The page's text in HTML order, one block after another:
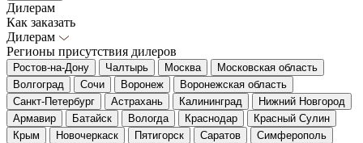
Дилерам
Как заказать
Дилерам
Регионы присутствия дилеров
Ростов-на-Дону Чалтырь Москва
Московская область
Волгоград
Сочи Воронеж
Воронежская область
Санкт-Петербург
Астрахань Калининград
Нижний Новгород
Армавир
Батайск Вологда Краснодар
Красный Сулин
Крым
Новочеркаск Пятигорск Саратов
Симферополь